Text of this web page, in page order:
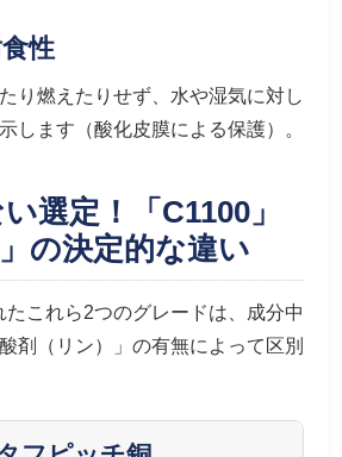
性
り燃えたりせず、水や湿気に対し
します（酸化皮膜による保護）。
選定！「C1100」
の決定的な違い
これら2つのグレードは、成分中
剤（リン）」の有無によって区別